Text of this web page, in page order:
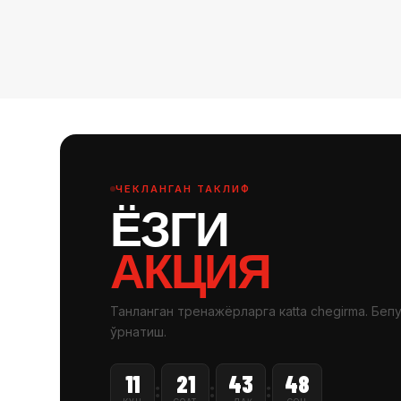
ЧЕКЛАНГАН ТАКЛИФ
ЁЗГИ
АКЦИЯ
Танланган тренажёрларга кatta chegirma.
ўрнатиш.
11 : 21 : 43 : 47